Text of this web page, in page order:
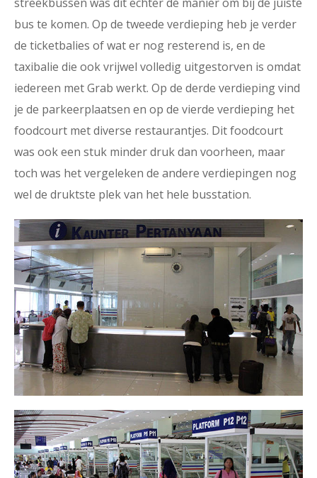
bus te komen. Op de tweede verdieping heb je verder
de ticketbalies of wat er nog resterend is, en de
taxibalie die ook vrijwel volledig uitgestorven is omdat
iedereen met Grab werkt. Op de derde verdieping vind
je de parkeerplaatsen en op de vierde verdieping het
foodcourt met diverse restaurantjes. Dit foodcourt
was ook een stuk minder druk dan voorheen, maar
toch was het vergeleken de andere verdiepingen nog
wel de druktste plek van het hele busstation.